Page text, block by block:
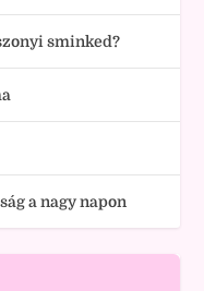
sminked?
a nagy napon